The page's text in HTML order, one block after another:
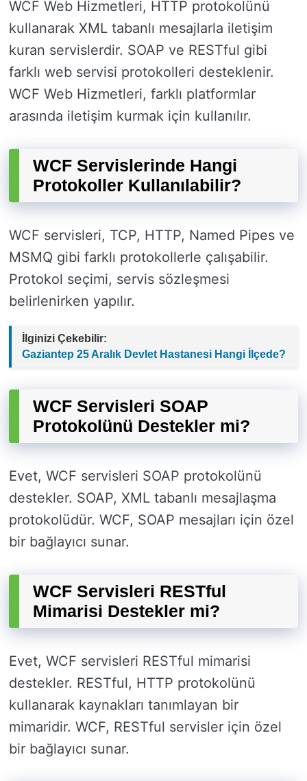
WCF Web Hizmetleri, HTTP protokolünü
kullanarak XML tabanlı mesajlarla iletişim
kuran servislerdir. SOAP ve RESTful gibi
farklı web servisi protokolleri desteklenir.
WCF Web Hizmetleri, farklı platformlar
arasında iletişim kurmak için kullanılır.
WCF Servislerinde Hangi
Protokoller Kullanılabilir?
WCF servisleri, TCP, HTTP, Named Pipes ve
MSMQ gibi farklı protokollerle çalışabilir.
Protokol seçimi, servis sözleşmesi
belirlenirken yapılır.
İlginizi Çekebilir:
Gaziantep 25 Aralık Devlet Hastanesi Hangi İlçede?
WCF Servisleri SOAP
Protokolünü Destekler mi?
Evet, WCF servisleri SOAP protokolünü
destekler. SOAP, XML tabanlı mesajlaşma
protokolüdür. WCF, SOAP mesajları için özel
bir bağlayıcı sunar.
WCF Servisleri RESTful
Mimarisi Destekler mi?
Evet, WCF servisleri RESTful mimarisi
destekler. RESTful, HTTP protokolünü
kullanarak kaynakları tanımlayan bir
mimaridir. WCF, RESTful servisler için özel
bir bağlayıcı sunar.